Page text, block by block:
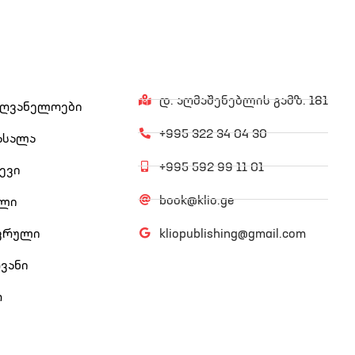
დ. აღმაშენებლის გამზ. 181
+995 322 34 04 30
+995 592 99 11 01
book@klio.ge
kliopublishing@gmail.com